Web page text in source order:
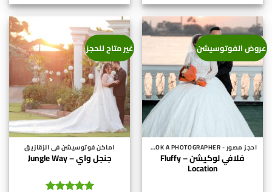
عروض الفوتوسيشن
احجز مصور - BOOK A PHOTOGRAPHER
فلافي لوكيشن – Fluffy
Location
غير متاح للحجز
اماكن فوتوسيشن فى الزقازيق
جنجل واي – Jungle Way